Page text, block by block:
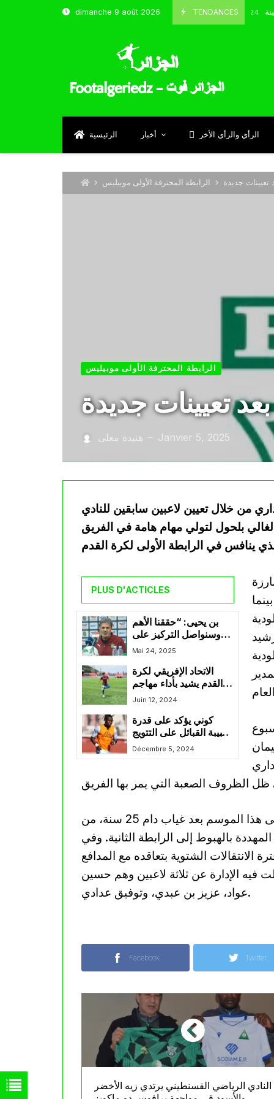
dimanche 9 août 2026 TENDANCES
Octobre 8, 2024 قسنطينة
الرئيسية أخبار الرأي والرأي الأخر
الرابطة المحترفة الأولى موبيليس تعيينات جديدة
الرابطة المحترفة الأولى موبيليس
تعيينات جديدة
هنيدة معلى — Janvier 5, 2025
من خلال تعيين لاعبين سابقين للنادي
بلحول لتولي مهام هامة في الفريق
PLUS D'ACTICLES
بن يحيى: “حققنا الأهم
وسنواصل التركيز على
Mai 24, 2025
الاتحاد الإفريقي لكرة
القدم يشيد بأداء مهاجم
اتحاد العاصمة عبد
Juin 12, 2024
كوني يؤكد على قدرة
شبيبة القبائل على التتويج
بالبطولة الوطنية ويشيد
ببلايلي سليماني و محرز
Décembre 5, 2024
ويعاني نادي ترجي مستغانم، الذي عاد إلى الرابطة الأولى هذا الموسم بعد غياب دام 25 سنة، من
بالهبوط إلى الرابطة الثانية. وفي
الشتوية بتعاقده مع المدافع
الإدارة عن ثلاثة لاعبين وهم حسين
عواد، عزيز بن عبدي، وتوفيق عدادي.
Facebook Twitter
النادي الرياضي القسنطيني يرتدي زيه الأخضر